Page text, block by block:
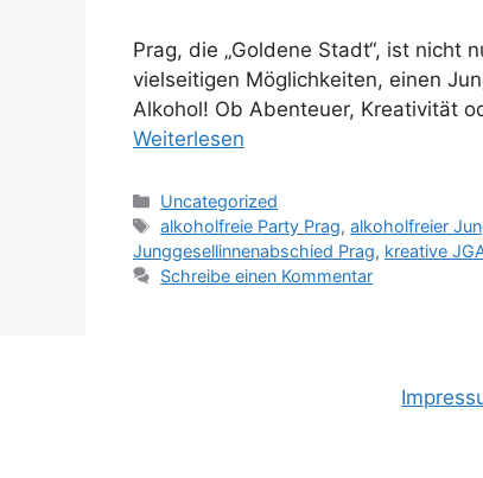
Prag, die „Goldene Stadt“, ist nicht
vielseitigen Möglichkeiten, einen
Alkohol! Ob Abenteuer, Kreativität
Weiterlesen
Kategorien
Uncategorized
Schlagwörter
alkoholfreie Party Prag,alkoholfreier
Junggesellinnenabschied Prag, kreative
Schreibe einen Kommentar